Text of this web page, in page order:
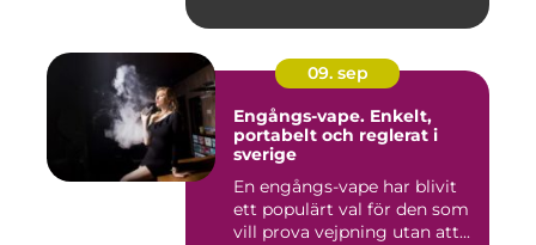
09. sep
Engångs-vape. Enkelt,
portabelt och reglerat i
sverige
En engångs-vape har blivit
ett populärt val för den som
vill prova vejpning utan att...